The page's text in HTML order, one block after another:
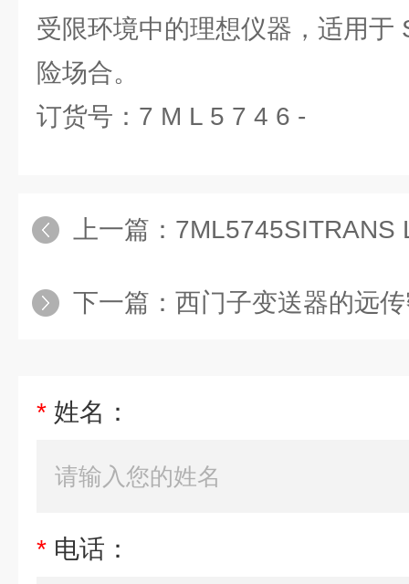
受限环境中的理想仪器，适用于
险场合。
订货号：7 M L 5 7 4 6 -
上一篇： 7ML5745SITRANS LVL100
下一篇： 西门子变送器的远
* 姓名：
* 电话：